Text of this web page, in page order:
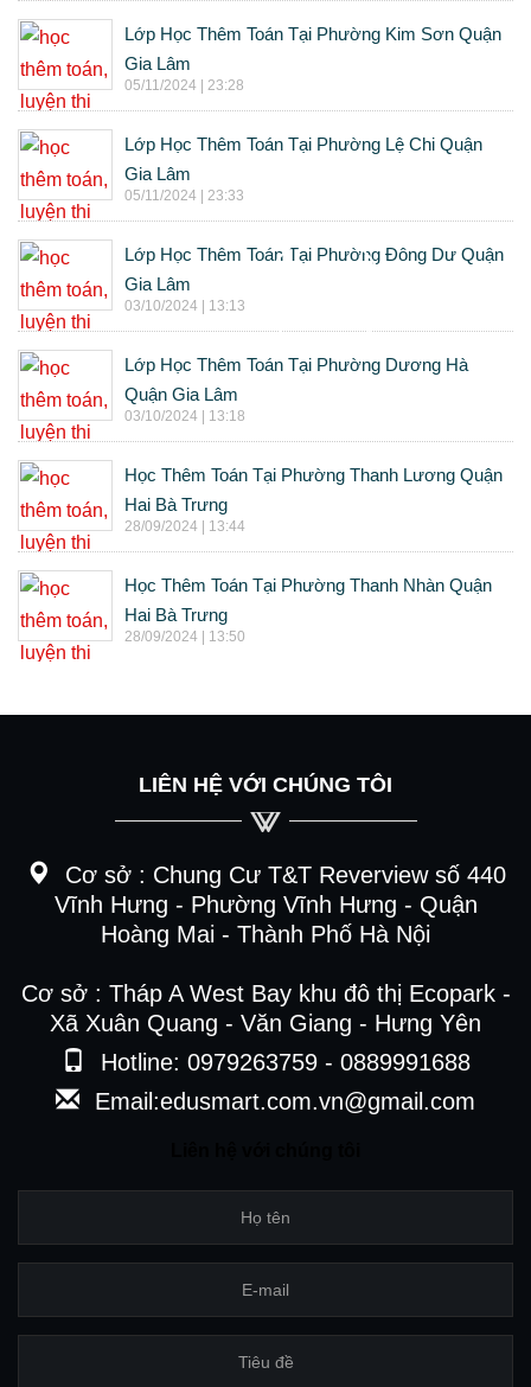
Lớp Học Thêm Toán Tại Phường Kim Sơn Quận
Gia Lâm
05/11/2024 | 23:28
Lớp Học Thêm Toán Tại Phường Lệ Chi Quận
Gia Lâm
05/11/2024 | 23:33
Lớp Học Thêm Toán Tại Phường Đông Dư Quận
Gia Lâm
03/10/2024 | 13:13
Lớp Học Thêm Toán Tại Phường Dương Hà
Quận Gia Lâm
03/10/2024 | 13:18
Học Thêm Toán Tại Phường Thanh Lương Quận
Hai Bà Trưng
28/09/2024 | 13:44
Học Thêm Toán Tại Phường Thanh Nhàn Quận
Hai Bà Trưng
28/09/2024 | 13:50
LIÊN HỆ VỚI CHÚNG TÔI
Cơ sở : Chung Cư T&T Reverview số 440
Vĩnh Hưng - Phường Vĩnh Hưng - Quận
Hoàng Mai - Thành Phố Hà Nội
Cơ sở : Tháp A West Bay khu đô thị Ecopark -
Xã Xuân Quang - Văn Giang - Hưng Yên
Hotline: 0979263759 - 0889991688
Email:edusmart.com.vn@gmail.com